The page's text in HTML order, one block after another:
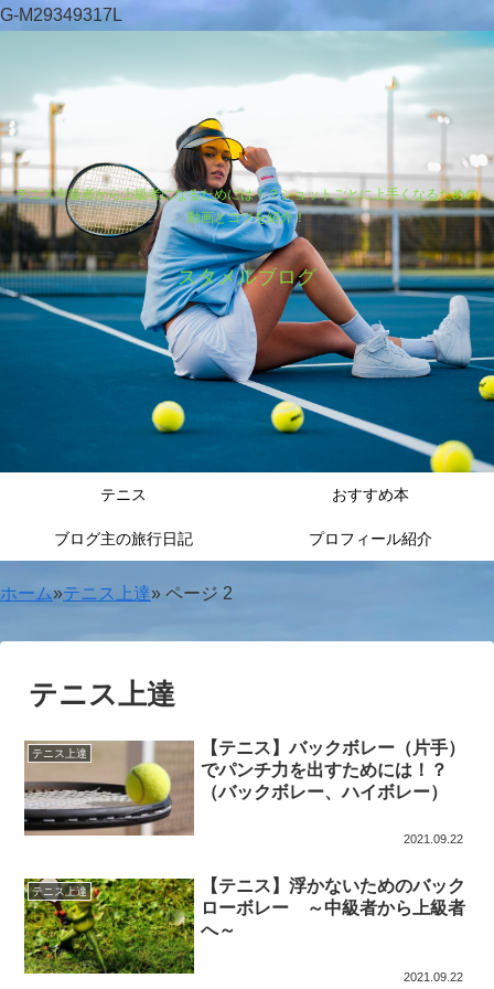
G-M29349317L
テニス中級者から上級者になるためには！？ショットごとに上手くなるための
動画とコツを紹介！
スタメルブログ
テニス おすすめ本
ブログ主の旅行日記 プロフィール紹介
ホーム»テニス上達» ページ 2
テニス上達
テニス上達
【テニス】バックボレー（片手）
でパンチ力を出すためには！？
（バックボレー、ハイボレー）
2021.09.22
テニス上達
【テニス】浮かないためのバック
ローボレー ～中級者から上級者
へ～
2021.09.22